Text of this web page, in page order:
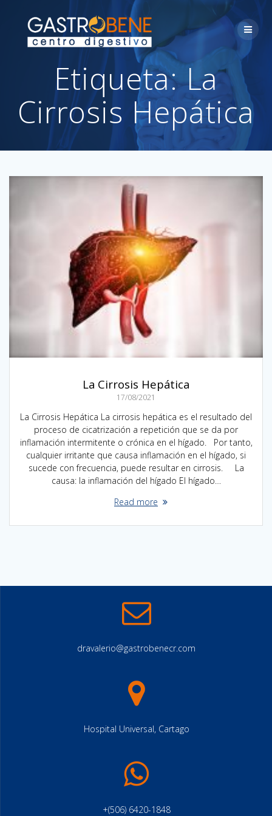
to
content
Etiqueta:La
Cirrosis Hepática
La Cirrosis Hepática
17/08/2021
La Cirrosis Hepática La cirrosis hepática es el resultado del
proceso de cicatrización a repetición que se da por
inflamación intermitente o crónica en el hígado. Por tanto,
cualquier irritante que causa inflamación en el hígado, si
sucede con frecuencia, puede resultar en cirrosis. La
causa: la inflamación del hígado El hígado…
Read more
dravalerio@gastrobenecr.com
Hospital Universal, Cartago
+(506) 6420-1848